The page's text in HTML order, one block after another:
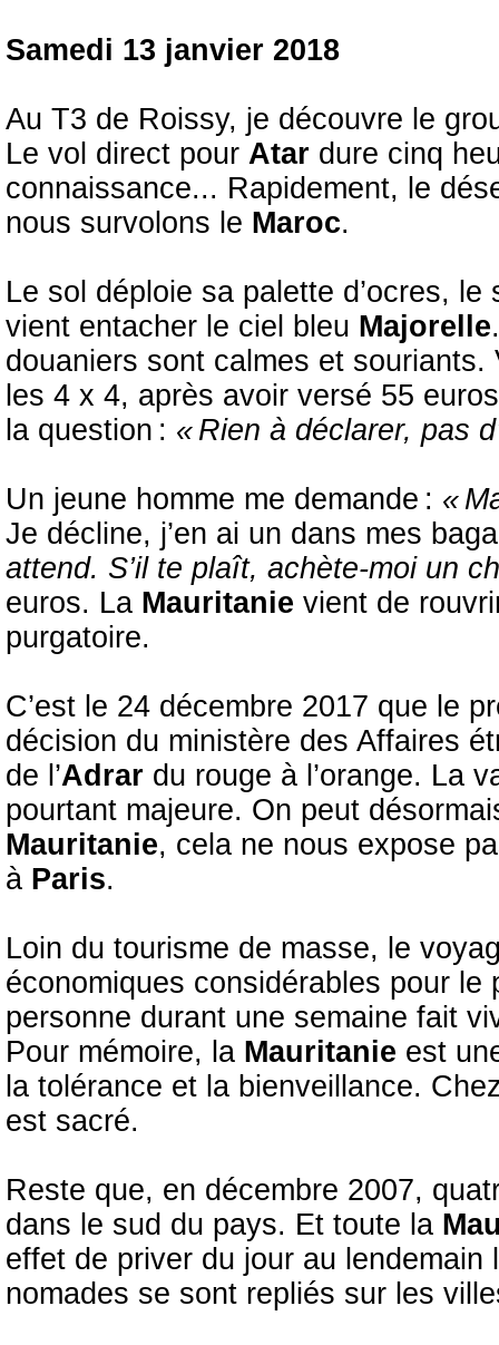
Samedi 13 janvier 2018
Au T3 de Roissy, je découvre le
Le vol direct pour Atar dure cinq
connaissance... Rapidement, le
nous survolons le Maroc.
Le sol déploie sa palette d’ocres,
vient entacher le ciel bleu Majorelle
douaniers sont calmes et
les 4 x 4, après avoir versé 55
la question : « Rien à déclarer, pas
Un jeune homme me demande : «
Je décline, j’en ai un dans mes
attend. S’il te plaît, achète-moi un
euros. La Mauritanie vient de
purgatoire.
C’est le 24 décembre 2017 que le
décision du ministère des Affaires
de l’Adrar du rouge à l’orange. La
pourtant majeure. On peut
Mauritanie, cela ne nous expose
à Paris.
Loin du tourisme de masse, le
économiques considérables pour le
personne durant une semaine fait
Pour mémoire, la Mauritanie est
la tolérance et la bienveillance.
est sacré.
Reste que, en décembre 2007,
dans le sud du pays. Et toute la
effet de priver du jour au lendemain
nomades se sont repliés sur les